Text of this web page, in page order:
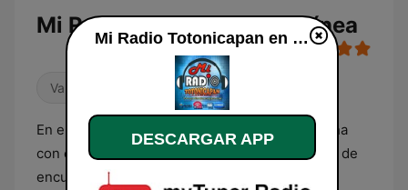
Mi Radio Totonicapan en línea
Variado
En el corazón de Totonicapán,Mi Radio
resuena
con el pulso de nuestra tierra, siendo un punto de
encuentro para los totonicapenses que buscan
Mi Radio Totonicapan en línea
DESCARGAR APP